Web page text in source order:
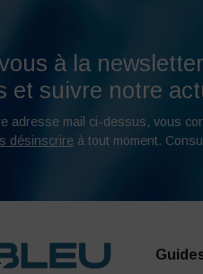
à la
et suivre notre
adresse mail ci-dessus, vous
désinscrire à tout moment.